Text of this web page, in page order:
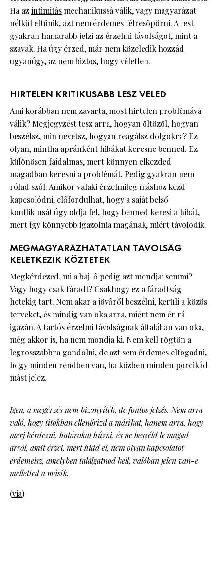
Ha azintimitásmechanikussá válik, vagy magyarázat
nélkül eltűnik, azt nem érdemes félresöpörni. A test
gyakran hamarabb jelzi az érzelmi távolságot, mint a
szavak. Ha úgy érzed, már nem közeledik hozzád
ugyanúgy, az nem biztos, hogy véletlen.
HIRTELEN KRITIKUSABB LESZ VELED
Ami korábban nem zavarta, most hirtelen problémává
válik? Megjegyzést tesz arra, hogyan öltözöl, hogyan
beszélsz, min nevetsz, hogyan reagálsz dolgokra? Ez
olyan, mintha apránként hibákat keresne benned. Ez
különösen fájdalmas, mert könnyen elkezded
magadban keresni a problémát. Pedig gyakran nem
rólad szól. Amikor valaki érzelmileg máshoz kezd
kapcsolódni, előfordulhat, hogy a saját belső
konfliktusát úgy oldja fel, hogy benned keresi a hibát,
mert így könnyebb igazolnia magának, miért távolodik.
MEGMAGYARÁZHATATLAN TÁVOLSÁG
KELETKEZIK KÖZTETEK
Megkérdezed, mi a baj, ő pedig azt mondja: semmi?
Vagy hogy csak fáradt? Csakhogy ez a fáradtság
hetekig tart. Nem akar a jövőről beszélni, kerüli a közös
terveket, és mindig van oka arra, miért nem ér rá
igazán. A tartós érzelmitávolságnak általában van oka,
még akkor is, ha nem mondja ki. Nem kell rögtön a
legrosszabbra gondolni, de azt sem érdemes elfogadni,
hogy minden rendben van, ha közben minden porcikád
mást jelez.
Igen, a megérzés nem bizonyíték, de fontos jelzés. Nem arra
való, hogy titokban ellenőrizd a másikat, hanem arra, hogy
merj kérdezni, határokat húzni, és ne beszéld le magad
arról, amit érzel, mert hidd el, nem olyan kapcsolatot
érdemelsz, amelyben találgatnod kell, valóban jelen van-e
melletted a másik.
(via)